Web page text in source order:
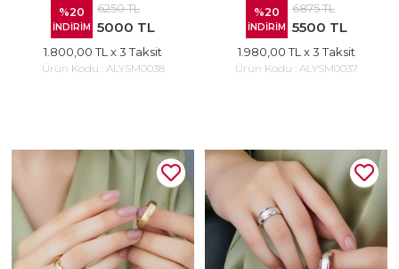
%20
İNDİRİM
6250 TL
5000 TL
1.800,00 TL x 3 Taksit
Ürün Kodu : ALYSM0038
%20
İNDİRİM
6875 TL
5500 TL
1.980,00 TL x 3 Taksit
Ürün Kodu : ALYSM0037